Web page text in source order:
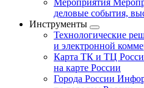
Мероприятия
деловые события,
Инструменты
Технологические
и электронной
Карта ТК и ТЦ
на карте России
Города России